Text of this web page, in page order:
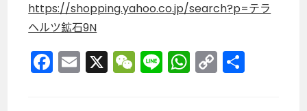
https://shopping.yahoo.co.jp/search?p=テラ
ヘルツ鉱石9N
F
a
E
m
X W
e
Li
n
W
h
C
o